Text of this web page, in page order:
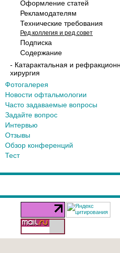
Оформление статей
Рекламодателям
Технические требования
Ред.коллегия и ред.совет
Подписка
Содержание
- Катарактальная и
хирургия
Фотогалерея
Новости офтальмологии
Часто задаваемые вопросы
Задайте вопрос
Интервью
Отзывы
Обзор конференций
Тест